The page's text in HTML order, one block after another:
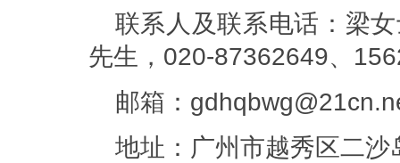
联系人及联系电话：梁
先生， 020-87362649、
邮箱：
地址：广州市越秀区二沙